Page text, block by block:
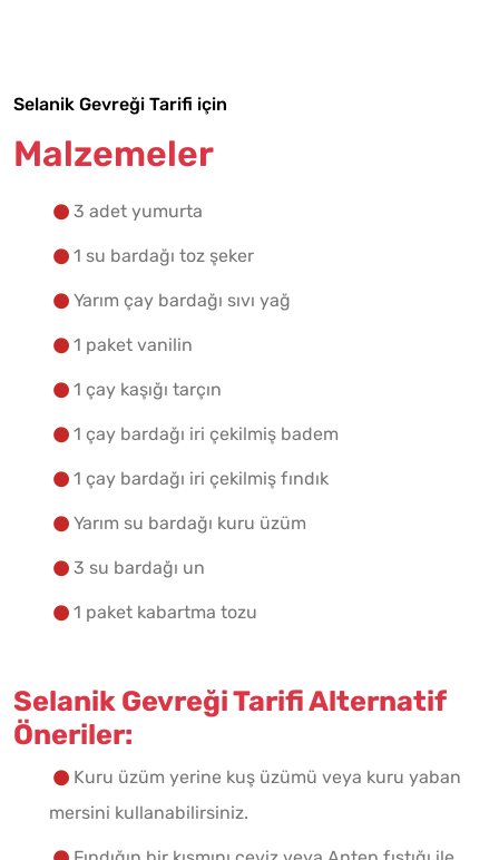
Selanik Gevreği Tarifi için
Malzemeler
3 adet yumurta
1 su bardağı toz şeker
Yarım çay bardağı sıvı yağ
1 paket vanilin
1 çay kaşığı tarçın
1 çay bardağı iri çekilmiş badem
1 çay bardağı iri çekilmiş fındık
Yarım su bardağı kuru üzüm
3 su bardağı un
1 paket kabartma tozu
Selanik Gevreği Tarifi Alternatif
Öneriler:
Kuru üzüm yerine kuş üzümü veya kuru yaban
mersini kullanabilirsiniz.